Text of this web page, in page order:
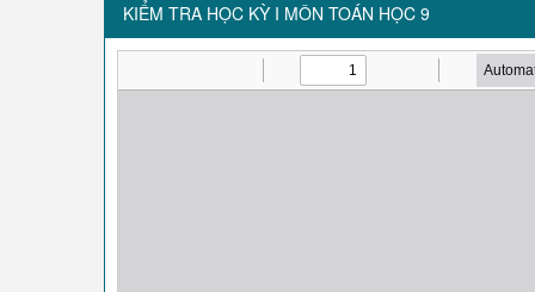
KIỂM TRA HỌC KỲ I MÔN TOÁN HỌC 9